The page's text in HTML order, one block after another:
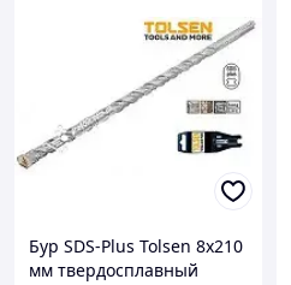
Бур SDS-Plus Tolsen 8х210
мм твердосплавный